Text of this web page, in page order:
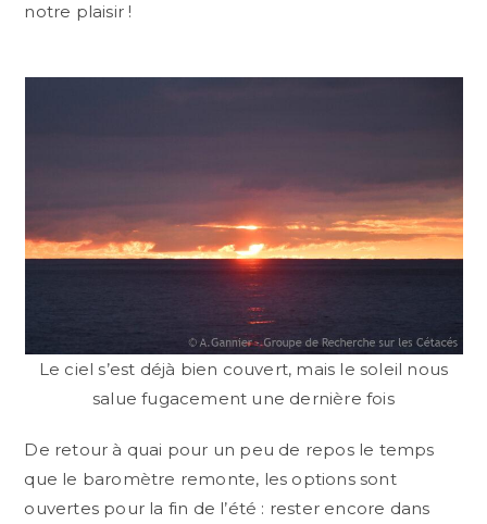
notre plaisir !
Le ciel s’est déjà bien couvert, mais le soleil nous
salue fugacement une dernière fois
De retour à quai pour un peu de repos le temps
que le baromètre remonte, les options sont
ouvertes pour la fin de l’été : rester encore dans